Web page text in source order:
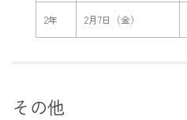
2年 2月7日（金）
その他